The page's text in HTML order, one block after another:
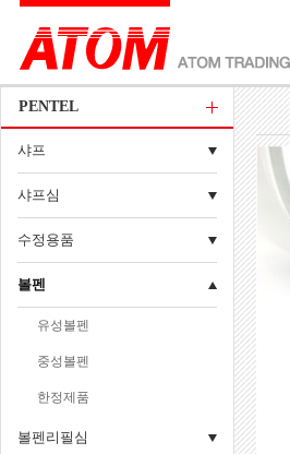
PENTEL
샤프
샤프심
수정용품
볼펜
유성볼펜
중성볼펜
한정제품
볼펜리필심